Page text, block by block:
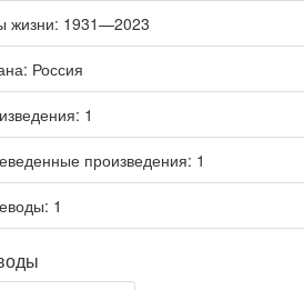
жизни: 1931—2023
: Россия
: 1
произведения: 1
: 1